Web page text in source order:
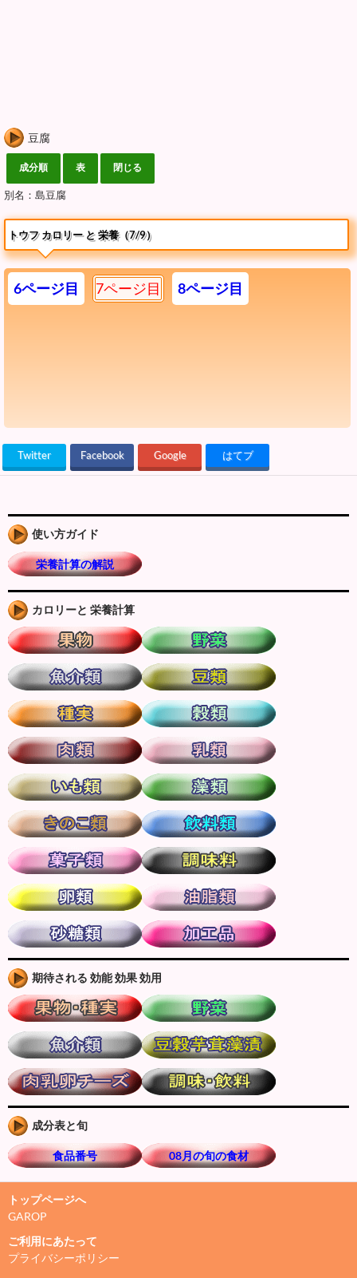
豆腐
別名：島豆腐
トウフ カロリー と 栄養（7/9）
6ページ目 7ページ目 8ページ目
Twitter Facebook Google はてブ
使い方ガイド
栄養計算の解説
カロリーと 栄養計算
期待される 効能 効果 効用
成分表と旬
食品番号 08月の旬の食材
トップページへ
GAROP
ご利用にあたって
プライバシーポリシー